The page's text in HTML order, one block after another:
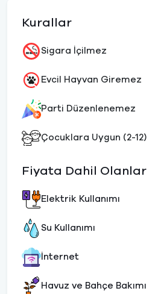
Kurallar
Sigara İçilmez
Evcil Hayvan Giremez
Parti Düzenlenemez
Çocuklara Uygun (2-12)
Fiyata Dahil Olanlar
Elektrik Kullanımı
Su Kullanımı
İnternet
Havuz ve Bahçe Bakımı